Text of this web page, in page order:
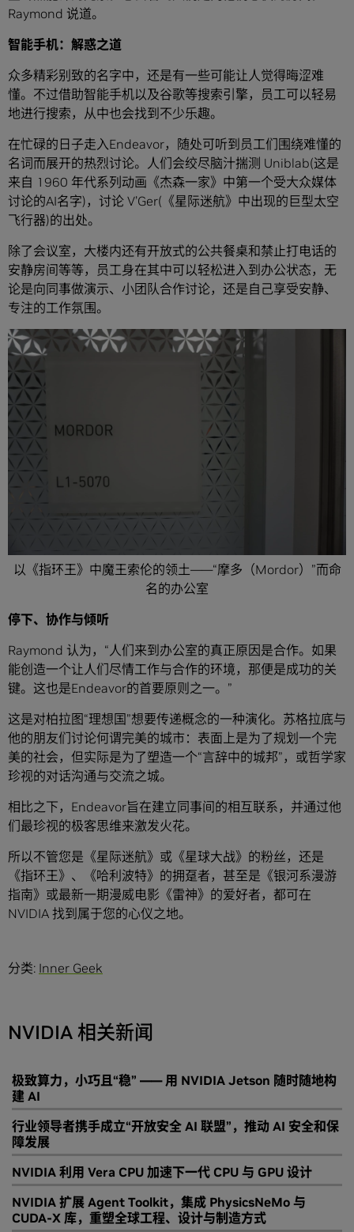
Raymond 说道。
智能手机：解惑之道
众多精彩别致的名字中，还是有一些可能让人觉得晦涩难
懂。不过借助智能手机以及谷歌等搜索引擎，员工可以轻易
地进行搜索，从中也会找到不少乐趣。
在忙碌的日子走入Endeavor，随处可听到员工们围绕难懂的
名词而展开的热烈讨论。人们会绞尽脑汁揣测 Uniblab(这是
来自 1960 年代系列动画《杰森一家》中第一个受大众媒体
讨论的AI名字)，讨论 V’Ger(《星际迷航》中出现的巨型太空
飞行器)的出处。
除了会议室，大楼内还有开放式的公共餐桌和禁止打电话的
安静房间等等，员工身在其中可以轻松进入到办公状态，无
论是向同事做演示、小团队合作讨论，还是自己享受安静、
专注的工作氛围。
以《指环王》中魔王索伦的领土——“摩多（Mordor）”而命
名的办公室
停下、协作与倾听
Raymond 认为，“人们来到办公室的真正原因是合作。如果
能创造一个让人们尽情工作与合作的环境，那便是成功的关
键。这也是Endeavor的首要原则之一。”
这是对柏拉图“理想国”想要传递概念的一种演化。苏格拉底与
他的朋友们讨论何谓完美的城市：表面上是为了规划一个完
美的社会，但实际是为了塑造一个“言辞中的城邦”，或哲学家
珍视的对话沟通与交流之城。
相比之下，Endeavor旨在建立同事间的相互联系，并通过他
们最珍视的极客思维来激发火花。
所以不管您是《星际迷航》或《星球大战》的粉丝，还是
《指环王》、《哈利波特》的拥趸者，甚至是《银河系漫游
指南》或最新一期漫威电影《雷神》的爱好者，都可在
NVIDIA 找到属于您的心仪之地。
分类: Inner Geek
NVIDIA 相关新闻
极致算力，小巧且“稳” —— 用 NVIDIA Jetson 随时随地构
建 AI
行业领导者携手成立“开放安全 AI 联盟”，推动 AI 安全和保
障发展
NVIDIA 利用 Vera CPU 加速下一代 CPU 与 GPU 设计
NVIDIA 扩展 Agent Toolkit，集成 PhysicsNeMo 与
CUDA-X 库，重塑全球工程、设计与制造方式